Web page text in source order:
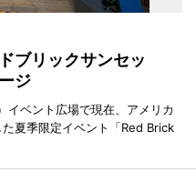
ブリックサンセッ
ジ
イベント広場で現在、アメリカ
夏季限定イベント「Red Brick